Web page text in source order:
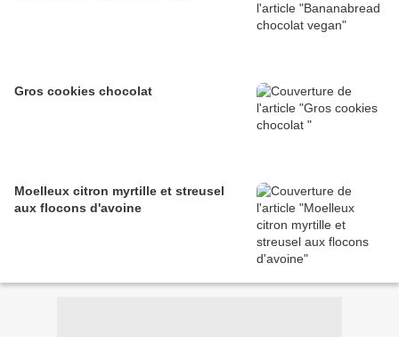
Gros cookies chocolat
Moelleux citron myrtille et streusel
aux flocons d'avoine